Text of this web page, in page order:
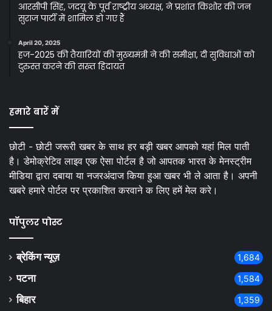
आरसीपी सिंह, जदयू के पूर्व राष्ट्रीय अध्यक्ष, ने प्रशांत किशोर की जन
सुराज पार्टी में शामिल हो गए हैं
April 20, 2025
हज-2025 की तैयारियों की मुख्यमंत्री ने की समीक्षा, दी सुविधाओं को
दुरुस्त करने की सख्त हिदायत
हमारे बारें में
छोटी - छोटी जरूरी खबर के साथ हर बड़ी खबर आपको यहां मिल पाती
है। डेमोक्रेटिव लाइव एक ऐसा पोर्टल है जो आपतक भारत के मेनस्ट्रीम
मीडिया द्वारा दबाया या नजरअंदाज किया हुआ खबर भी ले आता है। अपनी
खबरे हमारे पोर्टल पर प्रकाशित करवाने क लिए हमें मेल करे।
पॉपुलर पोस्ट
ब्रेकिंग न्यूज़ 1,684
पटना 1,584
बिहार 1,359